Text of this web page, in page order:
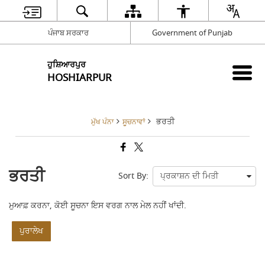
ਪੰਜਾਬ ਸਰਕਾਰ Government of Punjab
ਹੁਸ਼ਿਆਰਪੁਰ
HOSHIARPUR
ਮੁੱਖ ਪੰਨਾ ਸੂਚਨਾਵਾਂ ਭਰਤੀ
ਭਰਤੀ Sort By:
ਮੁਆਫ਼ ਕਰਨਾ, ਕੋਈ ਸੂਚਨਾ ਇਸ ਵਰਗ ਨਾਲ ਮੇਲ ਨਹੀਂ ਖਾਂਦੀ.
ਪੁਰਾਲੇਖ